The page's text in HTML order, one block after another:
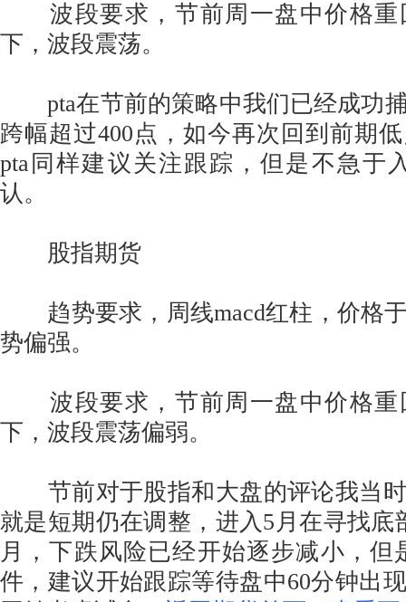
波段要求，节前周一盘中价格重
下，波段震荡。
pta在节前的策略中我们已经成功
跨幅超过400点，如今再次回到前期
pta同样建议关注跟踪，但是不急于
认。
股指期货
趋势要求，周线macd红柱，价格
势偏强。
波段要求，节前周一盘中价格重
下，波段震荡偏弱。
节前对于股指和大盘的评论我当时
就是短期仍在调整，进入5月在寻找底
月，下跌风险已经开始逐步减小，但
件，建议开始跟踪等待盘中60分钟出